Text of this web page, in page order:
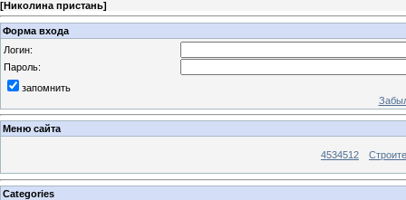
[Николина пристань]
Форма входа
Логин:
Пароль:
запомнить
Меню сайта
4534512
Categories